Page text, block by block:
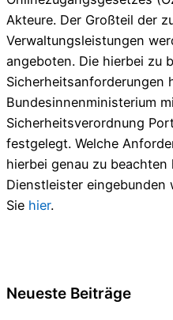
Akteure. Der Großteil der
Verwaltungsleistungen
angeboten. Die hierbei zu
Sicherheitsanforderungen
Bundesinnenministerium
Sicherheitsverordnung
festgelegt. Welche
hierbei genau zu
Dienstleister eingebunden
Sie hier.
Neueste Beiträge